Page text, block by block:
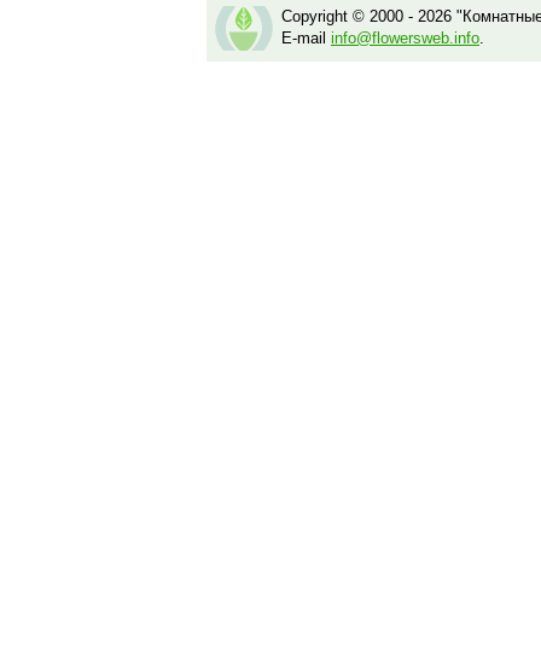
Copyright © 2000 - 2026
E-mail info@flowersweb.info.